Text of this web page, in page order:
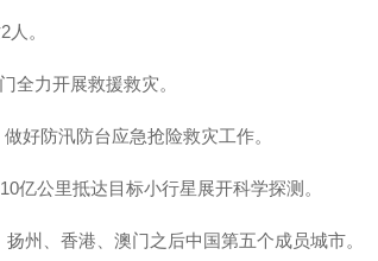
。
全力开展救援救灾。
好防汛防台应急抢险救灾工作。
亿公里抵达目标小行星展开科学探测。
州、香港、澳门之后中国第五个成员城市。